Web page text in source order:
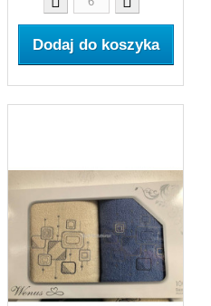
Dodaj do koszyka